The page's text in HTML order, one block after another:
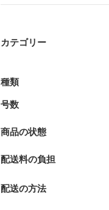
カテゴリー
種類
号数
商品の状態
配送料の負担
配送の方法